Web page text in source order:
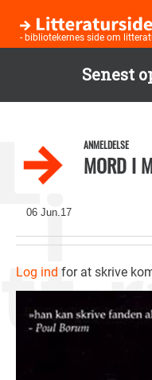
Senest
- bibliotekernes side om
06 Jun.17
ANMELDELSE
MORD I
Log ind for at skrive